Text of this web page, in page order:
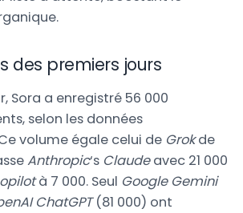
des premiers jours
Sora a enregistré 56 000
selon les données
volume égale celui de Grokde
Anthropic‘s Claudeavec 21 000
à 7 000. Seul Google Gemini
ChatGPT(81 000) ont